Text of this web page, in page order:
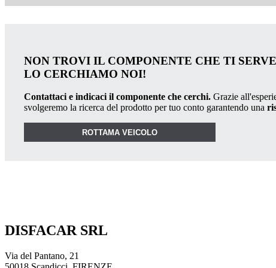
NON TROVI IL COMPONENTE CHE TI
LO CERCHIAMO NOI!
Contattaci e indicaci il componente che cerchi. Grazie
svolgeremo la ricerca del prodotto per tuo conto garantendo una
ROTTAMA VEICOLO
DISFACAR SRL
Via del Pantano, 21